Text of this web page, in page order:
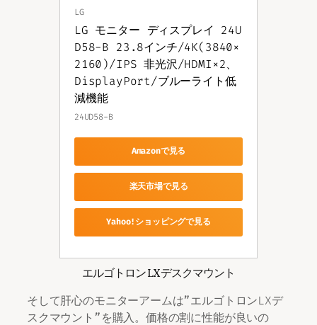
LG
LG モニター ディスプレイ 24U
D58-B 23.8インチ/4K(3840×
2160)/IPS 非光沢/HDMI×2、
DisplayPort/ブルーライト低
減機能
24UD58-B
Amazonで見る
楽天市場で見る
Yahoo!ショッピングで見る
エルゴトロン LXデスクマウント
そして肝心のモニターアームは”エルゴトロンLXデ
スクマウント”を購入。価格の割に性能が良いの